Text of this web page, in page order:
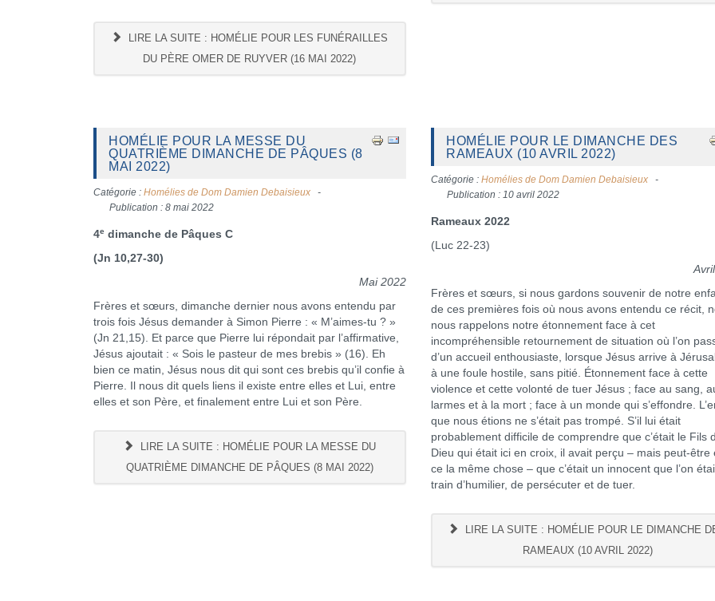
LIRE LA SUITE : HOMÉLIE POUR LES FUNÉRAILLES
DU PÈRE OMER DE RUYVER (16 MAI 2022)
HOMÉLIE POUR LA MESSE DU
QUATRIÈME DIMANCHE DE PÂQUES (8
MAI 2022)
Catégorie : Homélies de Dom Damien Debaisieux
Publication : 8 mai 2022
4e dimanche de Pâques C
(Jn 10,27-30)
Mai 2022
Frères et sœurs, dimanche dernier nous avons entendu par
trois fois Jésus demander à Simon Pierre : « M’aimes-tu ? »
(Jn 21,15). Et parce que Pierre lui répondait par l’affirmative,
Jésus ajoutait : « Sois le pasteur de mes brebis » (16). Eh
bien ce matin, Jésus nous dit qui sont ces brebis qu’il confie à
Pierre. Il nous dit quels liens il existe entre elles et Lui, entre
elles et son Père, et finalement entre Lui et son Père.
LIRE LA SUITE : HOMÉLIE POUR LA MESSE DU
QUATRIÈME DIMANCHE DE PÂQUES (8 MAI 2022)
HOMÉLIE POUR LE DIMANCHE DES
RAMEAUX (10 AVRIL 2022)
Catégorie :Homélies de Dom Damien Debaisieux
Publication : 10 avril 2022
Rameaux 2022
(Luc 22-23)
Frères et sœurs, si nous gardons souvenir de notre
de ces premières fois où nous avons entendu ce récit,
nous rappelons notre étonnement face à cet
incompréhensible retournement de situation où l’on
d’un accueil enthousiaste, lorsque Jésus arrive à
à une foule hostile, sans pitié. Étonnement face à cette
violence et cette volonté de tuer Jésus ; face au sang,
larmes et à la mort ; face à un monde qui s’effondre.
que nous étions ne s’était pas trompé. S’il lui était
probablement difficile de comprendre que c’était le Fils
Dieu qui était ici en croix, il avait perçu – mais peut-être
ce la même chose – que c’était un innocent que l’on
train d’humilier, de persécuter et de tuer.
LIRE LA SUITE : HOMÉLIE POUR LE DIMANCHE
RAMEAUX (10 AVRIL 2022)